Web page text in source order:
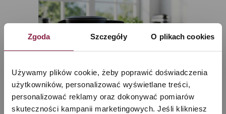
Zgoda Szczegóły O plikach cookies
Używamy plików cookie, żeby poprawić doświadczenia
użytkowników, personalizować wyświetlane treści,
personalizować reklamy oraz dokonywać pomiarów
skuteczności kampanii marketingowych. Jeśli klikniesz